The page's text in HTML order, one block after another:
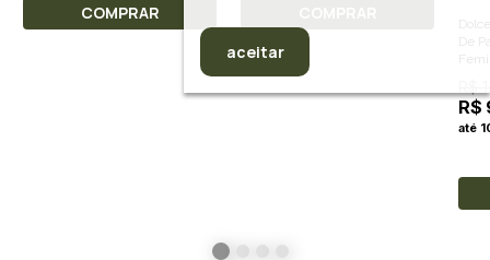
COMPRAR
R$
até
aceitar